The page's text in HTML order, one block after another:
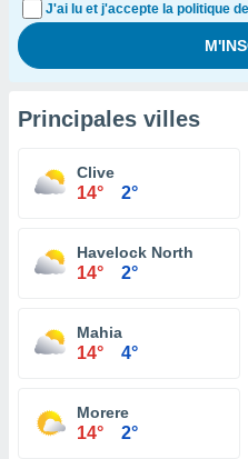
J'ai lu et j'accepte la politique
Principales villes
Clive
14° 2°
Havelock North
14° 2°
Mahia
14° 4°
Morere
14° 2°